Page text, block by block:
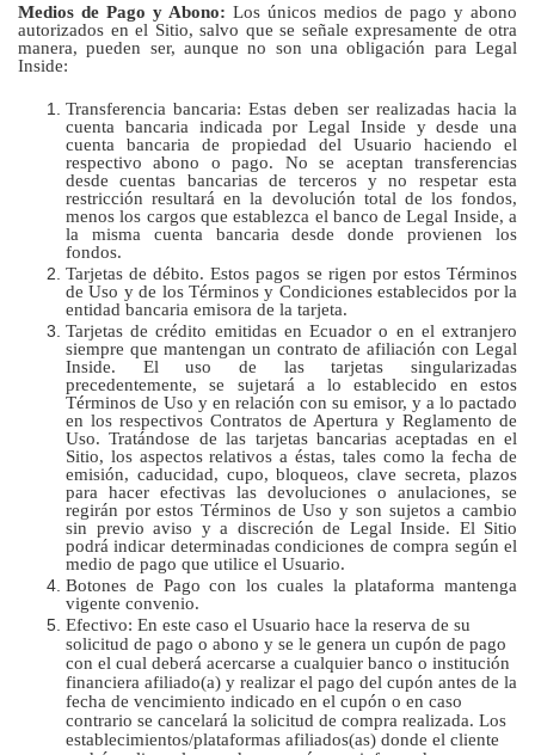
Medios de Pago y Abono: Los únicos medios de pago y abono
autorizados en el Sitio, salvo que se señale expresamente de otra
manera, pueden ser, aunque no son una obligación para Legal
Inside:
Transferencia bancaria: Estas deben ser realizadas hacia la
cuenta bancaria indicada por Legal Inside y desde una
cuenta bancaria de propiedad del Usuario haciendo el
respectivo abono o pago. No se aceptan transferencias
desde cuentas bancarias de terceros y no respetar esta
restricción resultará en la devolución total de los fondos,
menos los cargos que establezca el banco de Legal Inside, a
la misma cuenta bancaria desde donde provienen los
fondos.
Tarjetas de débito. Estos pagos se rigen por estos Términos
de Uso y de los Términos y Condiciones establecidos por la
entidad bancaria emisora de la tarjeta.
Tarjetas de crédito emitidas en Ecuador o en el extranjero
siempre que mantengan un contrato de afiliación con Legal
Inside. El uso de las tarjetas singularizadas
precedentemente, se sujetará a lo establecido en estos
Términos de Uso y en relación con su emisor, y a lo pactado
en los respectivos Contratos de Apertura y Reglamento de
Uso. Tratándose de las tarjetas bancarias aceptadas en el
Sitio, los aspectos relativos a éstas, tales como la fecha de
emisión, caducidad, cupo, bloqueos, clave secreta, plazos
para hacer efectivas las devoluciones o anulaciones, se
regirán por estos Términos de Uso y son sujetos a cambio
sin previo aviso y a discreción de Legal Inside. El Sitio
podrá indicar determinadas condiciones de compra según el
medio de pago que utilice el Usuario.
Botones de Pago con los cuales la plataforma mantenga
vigente convenio.
Efectivo: En este caso el Usuario hace la reserva de su
solicitud de pago o abono y se le genera un cupón de pago
con el cual deberá acercarse a cualquier banco o institución
financiera afiliado(a) y realizar el pago del cupón antes de la
fecha de vencimiento indicado en el cupón o en caso
contrario se cancelará la solicitud de compra realizada. Los
establecimientos/plataformas afiliados(as) donde el cliente